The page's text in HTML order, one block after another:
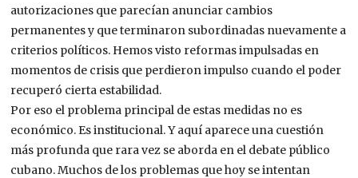
autorizaciones que parecían anunciar cambios
permanentes y que terminaron subordinadas nuevamente a
criterios políticos. Hemos visto reformas impulsadas en
momentos de crisis que perdieron impulso cuando el poder
recuperó cierta estabilidad.
Por eso el problema principal de estas medidas no es
económico. Es institucional. Y aquí aparece una cuestión
más profunda que rara vez se aborda en el debate público
cubano. Muchos de los problemas que hoy se intentan